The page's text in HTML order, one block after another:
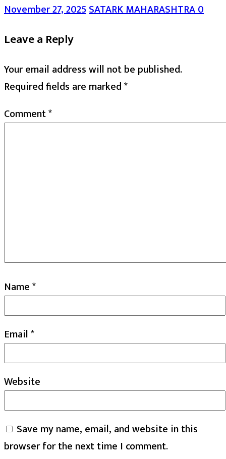
November 27, 2025SATARK MAHARASHTRA0
Leave a Reply
Your email address will not be published.
Required fields are marked*
Comment*
Name*
Email*
Website
Save my name, email, and website in this
browser for the next time I comment.